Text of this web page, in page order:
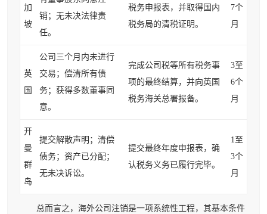
加
坡
销；无未决法律责
任。
税务申报表，并取得国内
税务局的清税证明。
7个
月
英
国
公司三个月内未进行
交易；偿清所有债
务；获得多数董事同
意。
完成公司税等所有税务事
项的最终结算，并向英国
税务海关总署报备。
3至
6个
月
开
曼
群
岛
提交解散声明；清偿
债务；资产已分配；
无未决诉讼。
提交最终年度申报表，确
认税务义务已履行完毕。
1至
3个
月
总而言之，海外公司注销是一项系统性工程，其基本条件